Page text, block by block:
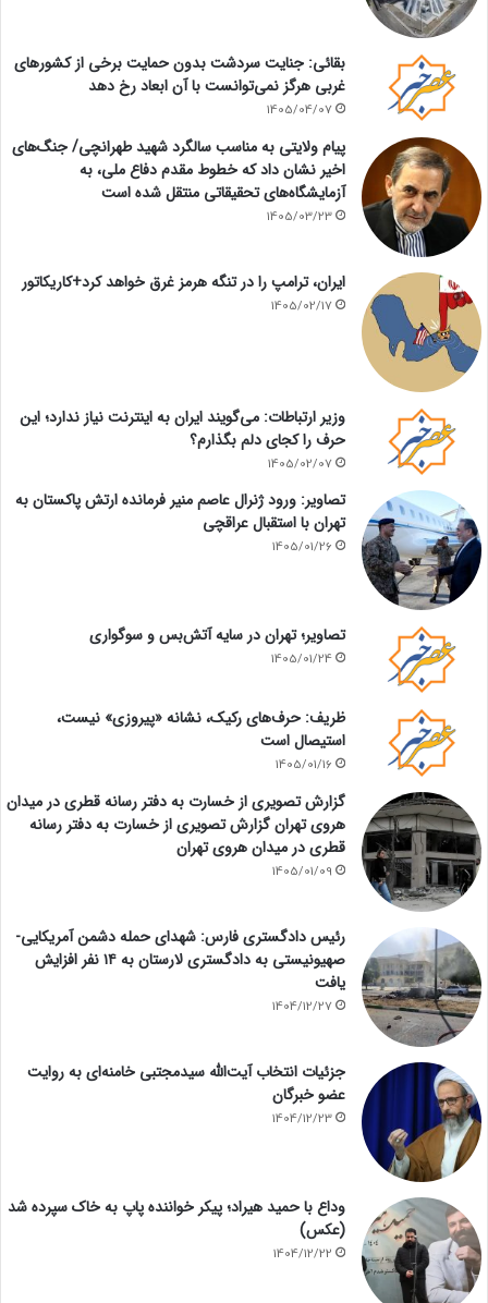
بقائی: جنایت سردشت بدون حمایت برخی از کشورهای
غربی هرگز نمی‌توانست با آن ابعاد رخ دهد
1405/04/07
پیام ولایتی به مناسب سالگرد شهید طهرانچی/ جنگ‌های
اخیر نشان داد که خطوط مقدم دفاع ملی، به
آزمایشگاه‌های تحقیقاتی منتقل شده است
1405/03/23
ایران، ترامپ را در تنگه هرمز غرق خواهد کرد+کاریکاتور
1405/02/17
وزیر ارتباطات: می‌گویند ایران به اینترنت نیاز ندارد؛ این
حرف را کجای دلم بگذارم؟
1405/02/07
تصاویر: ورود ژنرال عاصم منیر فرمانده ارتش پاکستان به
تهران با استقبال عراقچی
1405/01/26
تصاویر؛ تهران در سایه آتش‌بس و سوگواری
1405/01/24
ظریف: حرف‌های رکیک، نشانه «پیروزی» نیست،
استیصال است
1405/01/16
گزارش تصویری از خسارت به دفتر رسانه قطری در میدان
هروی تهران گزارش تصویری از خسارت به دفتر رسانه
قطری در میدان هروی تهران
1405/01/09
رئیس دادگستری فارس: شهدای حمله دشمن آمریکایی-
صهیونیستی به دادگستری لارستان به ۱۴ نفر افزایش
یافت
1404/12/27
جزئیات انتخاب آیت‌الله سیدمجتبی خامنه‌ای به روایت
عضو خبرگان
1404/12/23
وداع با حمید هیراد؛ پیکر خواننده پاپ به خاک سپرده شد
(عکس)
1404/12/22